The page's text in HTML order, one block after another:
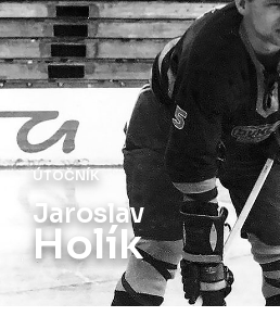
ÚTOČNÍK
Jaroslav
Holík